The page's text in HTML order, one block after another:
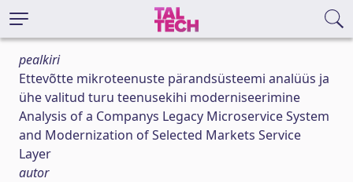
pealkiri
Ettevõtte mikroteenuste pärandsüsteemi analüüs ja
ühe valitud turu teenusekihi moderniseerimine
Analysis of a Companys Legacy Microservice System
and Modernization of Selected Markets Service
Layer
autor